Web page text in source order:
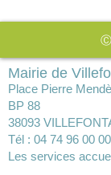
Ⓒ
Mairie de
Place Pierre
BP 88
38093
Tél : 04 74 96 00 00
Les services